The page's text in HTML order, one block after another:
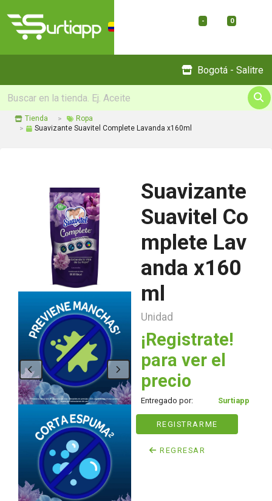
- 0
Bogotá - Salitre
Tienda
Ropa
Suavizante Suavitel Complete Lavanda x160ml
Suavizante
Suavitel Co
mplete Lav
anda x160
ml
Unidad
¡Registrate!
para ver el
precio
Entregado por: Surtiapp
REGISTRARME
REGRESAR